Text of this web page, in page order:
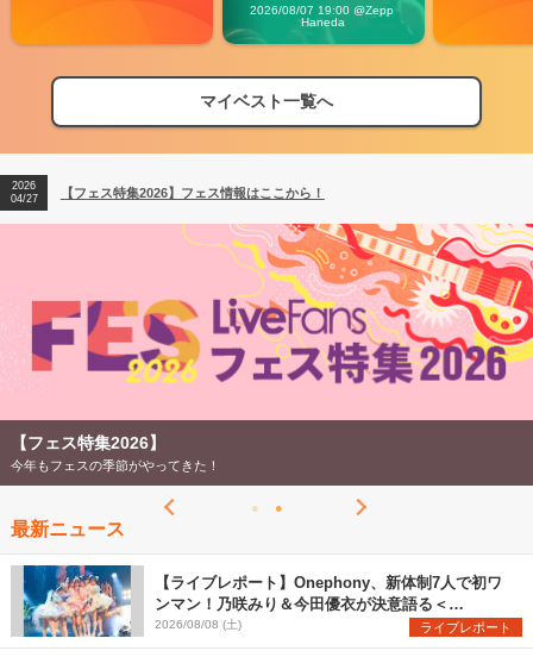
Carnival」
2026/08/07 19:00 @Zepp
Haneda
マイベスト一覧へ
【フェス特集2026】フェス情報はここから！
【ライブ動員ランキング】2026年上半期編発表！
2026
04/27
【フェス特集2026】フェス情報はここから！
2026
【ライブ動員ランキング】2026年上半期編発表！
【フェス特集2026】
今年もフェスの季節がやってきた！
最新ニュース
【ライブレポート】Onephony、新体制7人で初ワ
ンマン！乃咲みり＆今田優衣が決意語る＜
Onephony新体制1st Oneman Live はじまりの夏
＞
2026/08/08 (土) ライブレポート